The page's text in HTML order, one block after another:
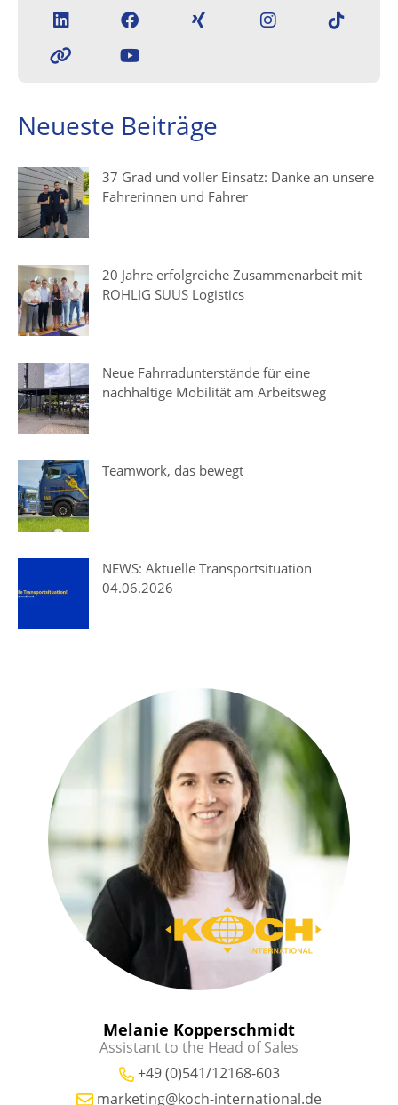
Neueste Beiträge
37 Grad und voller Einsatz: Danke an unsere
Fahrerinnen und Fahrer
20 Jahre erfolgreiche Zusammenarbeit mit
ROHLIG SUUS Logistics
Neue Fahrradunterstände für eine
nachhaltige Mobilität am Arbeitsweg
Teamwork, das bewegt
NEWS: Aktuelle Transportsituation
04.06.2026
Melanie Kopperschmidt
Assistant to the Head of Sales
+49 (0)541/12168-603
marketing@koch-international.de